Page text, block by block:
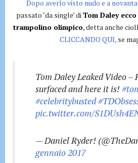
Dopo averlo visto nudo e a
passato ‘da single’ diTom Daley
trampolino olimpico, detta anche
CLICCANDO QUI,se
Tom Daley Leaked Video –
surfaced and here it is!
#celebritybusted
pic.twitter.com/
— Daniel Ryder!
gennaio 2017